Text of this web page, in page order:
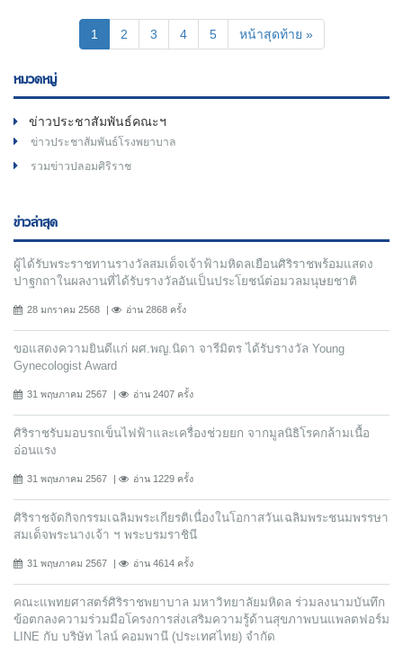
1 (current)
2 3 4 5 หน้าสุดท้าย »
หมวดหมู่
ข่าวประชาสัมพันธ์คณะฯ
ข่าวประชาสัมพันธ์โรงพยาบาล
รวมข่าวปลอมศิริราช
ข่าวล่าสุด
ผู้ได้รับพระราชทานรางวัลสมเด็จเจ้าฟ้ามหิดลเยือนศิริราชพร้อมแสดง
ปาฐกถาในผลงานที่ได้รับรางวัลอันเป็นประโยชน์ต่อมวลมนุษยชาติ
28 มกราคม 2568 อ่าน 2868 ครั้ง
ขอแสดงความยินดีแก่ ผศ.พญ.นิดา จารีมิตร ได้รับรางวัล Young
Gynecologist Award
31 พฤษภาคม 2567 อ่าน 2407 ครั้ง
ศิริราชรับมอบรถเข็นไฟฟ้าและเครื่องช่วยยก จากมูลนิธิโรคกล้ามเนื้อ
อ่อนแรง
31 พฤษภาคม 2567 อ่าน 1229 ครั้ง
ศิริราชจัดกิจกรรมเฉลิมพระเกียรติเนื่องในโอกาสวันเฉลิมพระชนมพรรษา
สมเด็จพระนางเจ้า ฯ พระบรมราชินี
31 พฤษภาคม 2567 อ่าน 4614 ครั้ง
คณะแพทยศาสตร์ศิริราชพยาบาล มหาวิทยาลัยมหิดล ร่วมลงนามบันทึก
ข้อตกลงความร่วมมือโครงการส่งเสริมความรู้ด้านสุขภาพบนแพลตฟอร์ม
LINE กับ บริษัท ไลน์ คอมพานี (ประเทศไทย) จํากัด